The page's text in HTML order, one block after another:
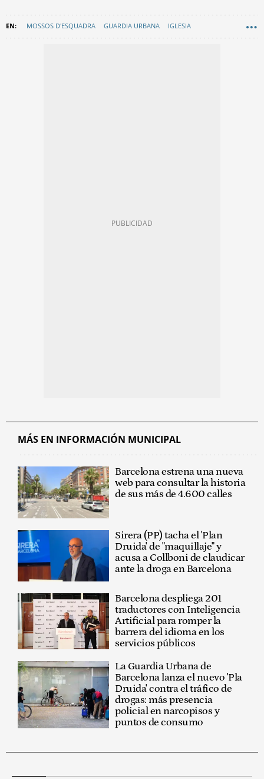
MOSSOS D'ESQUADRA GUARDIA URBANA IGLESIA
MÁS EN INFORMACIÓN MUNICIPAL
Barcelona estrena una nueva
web para consultar la historia
de sus más de 4.600 calles
Sirera (PP) tacha el 'Plan
Druida' de "maquillaje" y
acusa a Collboni de claudicar
ante la droga en Barcelona
Barcelona despliega 201
traductores con Inteligencia
Artificial para romper la
barrera del idioma en los
servicios públicos
La Guardia Urbana de
Barcelona lanza el nuevo 'Pla
Druida' contra el tráfico de
drogas: más presencia
policial en narcopisos y
puntos de consumo